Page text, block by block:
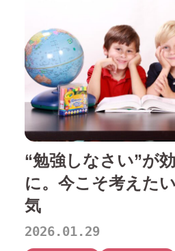
“勉強しなさい”が
に。今こそ考えた
気
2026.01.29